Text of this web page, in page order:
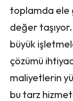
toplamda ele
değer
büyük
çözümü
maliyetlerin
bu tarz